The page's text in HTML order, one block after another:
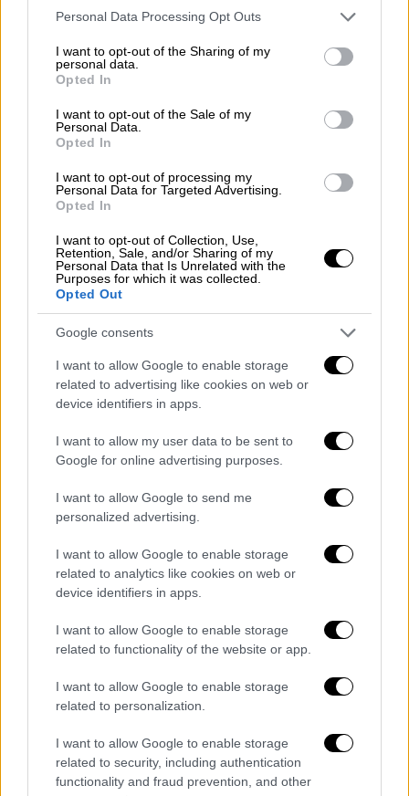
Please note that this website/app uses one or more Google
not limited to your visit or usage behaviour. You may click to
grant or deny consent to Google and its third-party tags to
use your data for below specified purposes in below Google
consent section.
Personal Data Processing Opt Outs
I want to opt-out of the Sharing of my
personal data.
Opted In
I want to opt-out of the Sale of my
Personal Data.
Opted In
I want to opt-out of processing my
Personal Data for Targeted Advertising.
Opted In
I want to opt-out of Collection, Use,
Retention, Sale, and/or Sharing of my
Personal Data that Is Unrelated with the
Purposes for which it was collected.
Opted Out
Google consents
I want to allow Google to enable storage
related to advertising like cookies on web or
device identifiers in apps.
I want to allow my user data to be sent to
Google for online advertising purposes.
I want to allow Google to send me
personalized advertising.
I want to allow Google to enable storage
related to analytics like cookies on web or
device identifiers in apps.
I want to allow Google to enable storage
related to functionality of the website or app.
I want to allow Google to enable storage
related to personalization.
I want to allow Google to enable storage
related to security, including authentication
functionality and fraud prevention, and other
Το διάστημα πριν τα μνημόνια καταγράφηκε
μια μεγάλη ανάκαμψη στην ευρύτερη περιοχή
με εκατοντάδες νέες κατασκευές, η οποία,
που συμβαίνει φέτος στηνΑράχωβα
είναι
κάτι πρωτόγνωρο. Η ζήτηση έχει αγγίξει τα
προ μνημονίου επίπεδα.
Οι περισσότεροι
Αθηναίοι δεν θα ταξιδέψουν φέτος στο
εξωτερικό με τις οικογένειές τους και
προτιμούν είτε να μισθώσουν είτε να
αγοράσουν ένα σπίτι στην Αράχωβα για να το
έχουν ως βάση. Αλλά και ο φόβος να τους
βρει στην Αθήνα ένα lockdown τους οδηγεί
να ψάχνουν σπίτια εδώ»,
ανέφερε στο OPEN
ο Ιωάννης Ρεβύθης, Πρόεδρος του Συλλόγου
Μεσιτών Αθηνών.
Όπως είπε ο κ. Ρεβύθης,ένα σπίτι τριών
δωματίων νοικιάζεται ολόκληρη τη σεζόν
(από αρχές Σεπτεμβρίου μέχρι τέλη Μαΐου)
αντίστοιχο σπίτι νοικιάζεται τόσο τη
βδομάδα στη Μύκονο.Παράλληλα, υπάρχουν